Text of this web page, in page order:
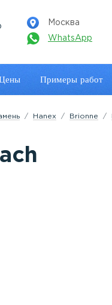
Москва
WhatsApp
Примеры работ
Hanex Brionne